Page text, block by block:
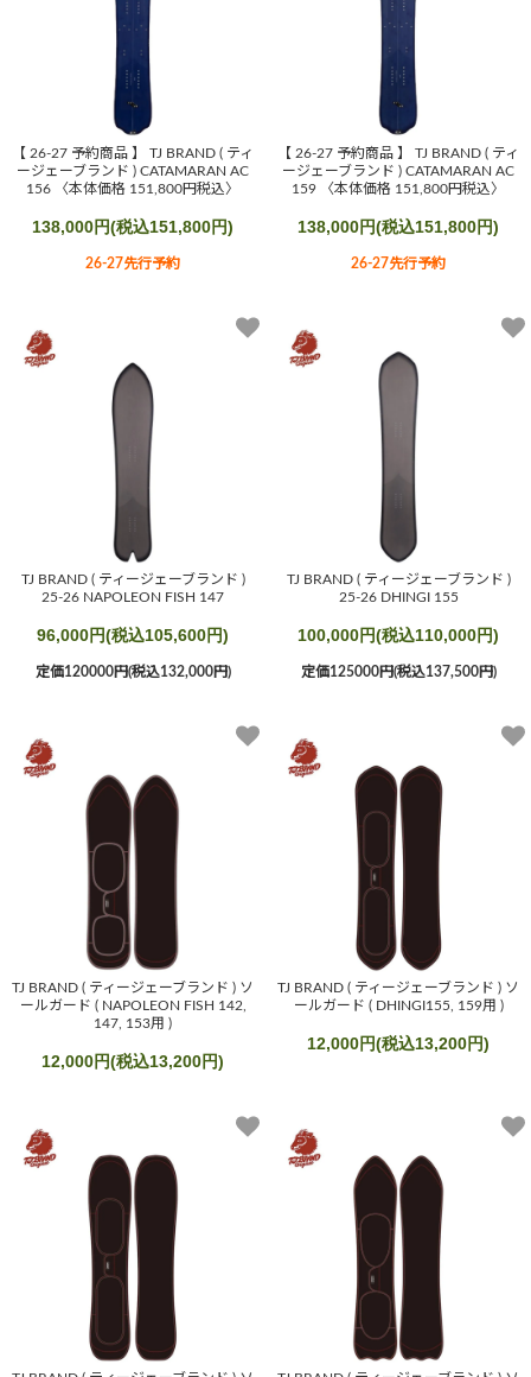
【 26-27 予約商品 】 TJ BRAND ( ティ
ージェーブランド ) CATAMARAN AC
156 〈本体価格 151,800円税込〉
138,000円(税込151,800円)
26-27先行予約
【 26-27 予約商品 】 TJ BRAND ( ティ
ージェーブランド ) CATAMARAN AC
159 〈本体価格 151,800円税込〉
138,000円(税込151,800円)
26-27先行予約
TJ BRAND ( ティージェーブランド )
25-26 NAPOLEON FISH 147
96,000円(税込105,600円)
定価120000円(税込132,000円)
TJ BRAND ( ティージェーブランド )
25-26 DHINGI 155
100,000円(税込110,000円)
定価125000円(税込137,500円)
TJ BRAND ( ティージェーブランド ) ソ
ールガード ( NAPOLEON FISH 142,
147, 153用 )
12,000円(税込13,200円)
TJ BRAND ( ティージェーブランド ) ソ
ールガード ( DHINGI155, 159用 )
12,000円(税込13,200円)